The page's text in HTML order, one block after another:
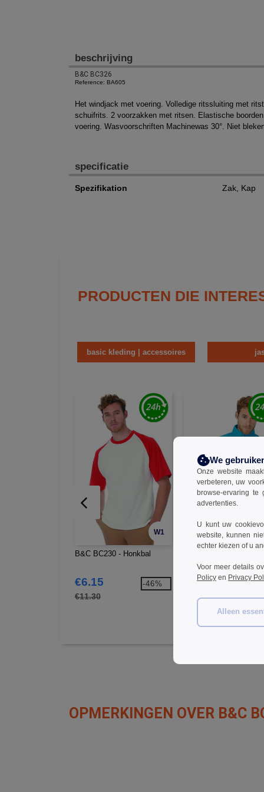
beschrijving
B&C BC326
Reference: BA605
Het windjack met voering. Volledige ritssluiting met
schuifrits. 2 voorzakken met ritsen. Elastische
voering. Wasvoorschriften Machinewas 30°. Niet
specificatie
Spezifikation Zak, Kap
PRODUCTEN DIE
basic kleding | accessoires
W1
B&C BC230 - Honkbal
€6.15
€11.30
-46% €9.32
€16.72
-
OPMERKINGEN OVER B&C
We
Onze website
verbeteren, uw
browse-ervaring te
advertenties.
U kunt uw
website, kunnen
echter kiezen of u
Voor meer details
Policy en Privacy
Alleen